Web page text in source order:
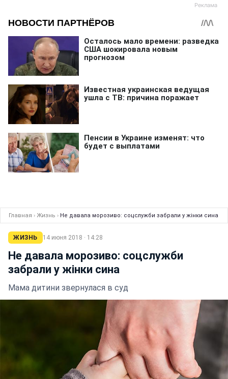
Главная › Жизнь › Не давала морозиво: соцслужби забрали у жінки сина
ЖИЗНЬ 14 июня 2018 · 14:28
Не давала морозиво: соцслужби
забрали у жінки сина
Мама дитини звернулася в суд